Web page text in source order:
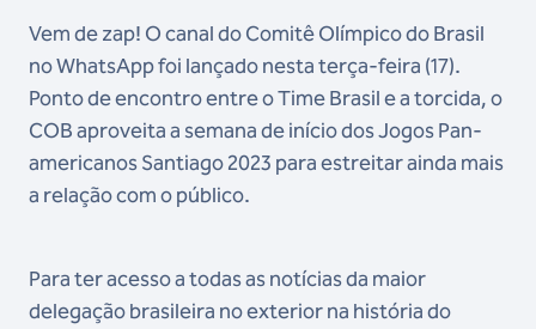
Vem de zap! O canal do Comitê Olímpico do Brasil
no WhatsApp foi lançado nesta terça-feira (17).
Ponto de encontro entre o Time Brasil e a torcida, o
COB aproveita a semana de início dos Jogos Pan-
americanos Santiago 2023 para estreitar ainda mais
a relação com o público.
Para ter acesso a todas as notícias da maior
delegação brasileira no exterior na história do